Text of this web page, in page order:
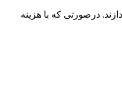
درصورتی که با هزینه